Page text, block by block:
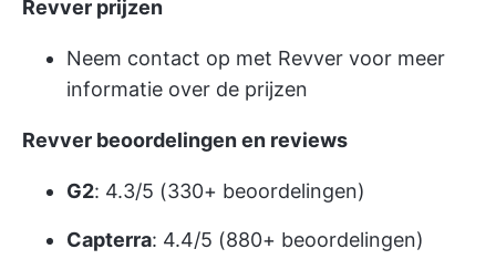
Revver prijzen
Neem contact op met Revver voor meer
informatie over de prijzen
Revver beoordelingen en reviews
G2: 4.3/5 (330+ beoordelingen)
Capterra: 4.4/5 (880+ beoordelingen)